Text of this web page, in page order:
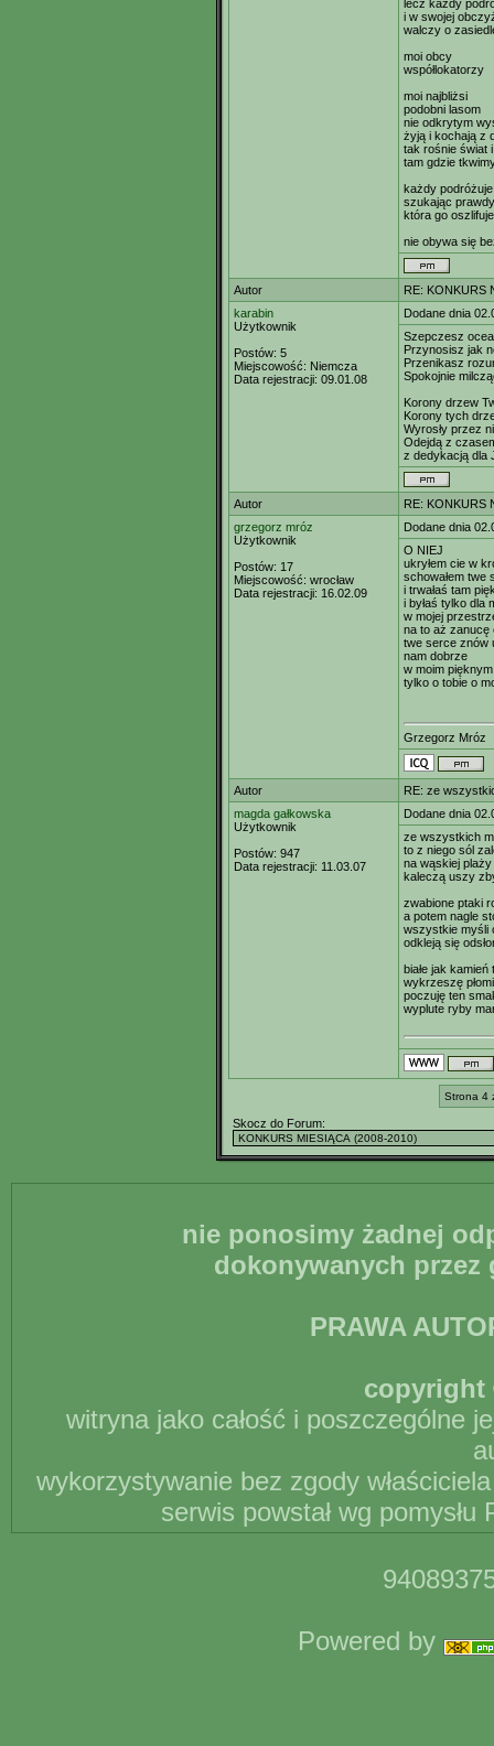
lecz każdy
i w swojej
walczy o
moi obcy
współlokatorzy
moi najbliżsi
podobni lasom
nie odkrytym
żyją i kochają z
tak rośnie świat
tam gdzie
każdy
szukając prawdy
która go oszlifuje
nie obywa się
Autor
RE: KONKURS
karabin
Użytkownik
Postów: 5
Miejscowość: Niemcza
Data rejestracji: 09.01.08
Dodane dnia
Szepczesz
Przynosisz jak
Przenikasz
Spokojnie
Korony drzew
Korony tych
Wyrosły przez
Odejdą z
z dedykacją dla
Autor
RE: KONKURS
grzegorz mróz
Użytkownik
Postów: 17
Miejscowość: wrocław
Data rejestracji: 16.02.09
Dodane dnia
O NIEJ
ukryłem cie w
schowałem twe
i trwałaś tam
i byłaś tylko dla
w mojej
na to aż zanucę
twe serce znów
nam dobrze
w moim
tylko o tobie o
Grzegorz Mróz
Autor
RE: ze
magda gałkowska
Użytkownik
Postów: 947
Data rejestracji: 11.03.07
Dodane dnia
ze wszystkich
to z niego sól
na wąskiej
kaleczą uszy
zwabione ptaki
a potem nagle
wszystkie myśli
odkleją się
białe jak
wykrzeszę
poczuję ten
wyplute ryby
Strona 4
Skocz do Forum:
nie ponosimy żadnej
dokonywanych
PRAWA
copyright
witryna jako całość i poszczególne
wykorzystywanie bez zgody
serwis powstał wg
Powered by